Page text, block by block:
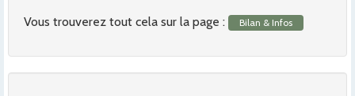
Vous trouverez tout cela sur la page :
Bilan & Infos